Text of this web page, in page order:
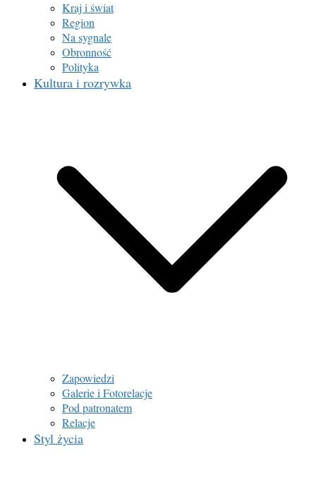
Kraj i świat
Region
Na sygnale
Obronność
Polityka
Kultura i rozrywka
Zapowiedzi
Galerie i Fotorelacje
Pod patronatem
Relacje
Styl życia